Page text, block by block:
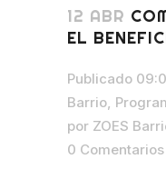
12 ABR
EL
Publicado
Barrio
por ZOES
0 Comentarios